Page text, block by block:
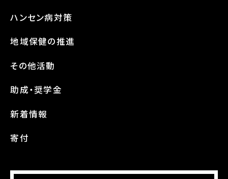
ハンセン病対策
地域保健の推進
その他活動
助成・奨学金
新着情報
寄付